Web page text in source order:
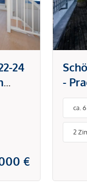
24
€
-
ca.
2